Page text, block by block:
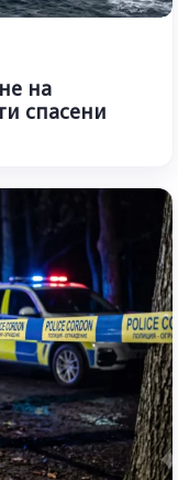
на
спасени